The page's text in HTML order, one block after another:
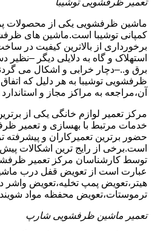
تعمیر ظرفشویی توشیبا
ماشین ظرفشویی یکی از محصولات
کمپانی توشیبا است.ماشین های
برخورداری از بالاترین کیفیت در
استهلاک و گاه به دلایلی دیگر –نظیر
برق و..–دچار خرابی و اشکال می
ظرفشویی توشیبا به هر دلیل که اتفاق
آن،مراجعه به مراکز مجاز و
مرکز تعمیر لوازم خانگی یکی از
خدمات مرتبط با بهسازی و تعمیر
حضور برترین تعمیرکاران و پیشرفته
است.برخی از رایج ترین اشکالات
توسط کارشناسان مرکز تعمیر
عبارت است از تعویض قفل درب
هیتر،تعویض پمپ تخلیه،تعویض
ترموستات،تعویض محفظه مواد
تعمیر ماشین ظرفشویی شارپ